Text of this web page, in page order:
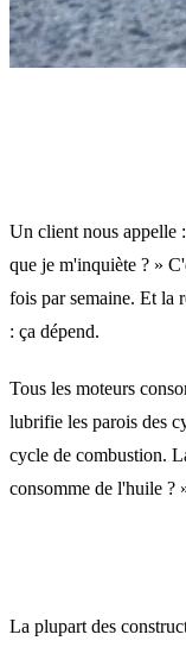
Un client nous appelle
que je m'inquiète ? »
fois par semaine. Et la
: ça dépend.
Tous les moteurs
lubrifie les parois des
cycle de combustion.
consomme de l'huile ?
La plupart des